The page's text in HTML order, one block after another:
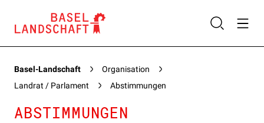
Basel-Landschaft
Organisation
Landrat / Parlament
Abstimmungen
ABSTIMMUNGEN